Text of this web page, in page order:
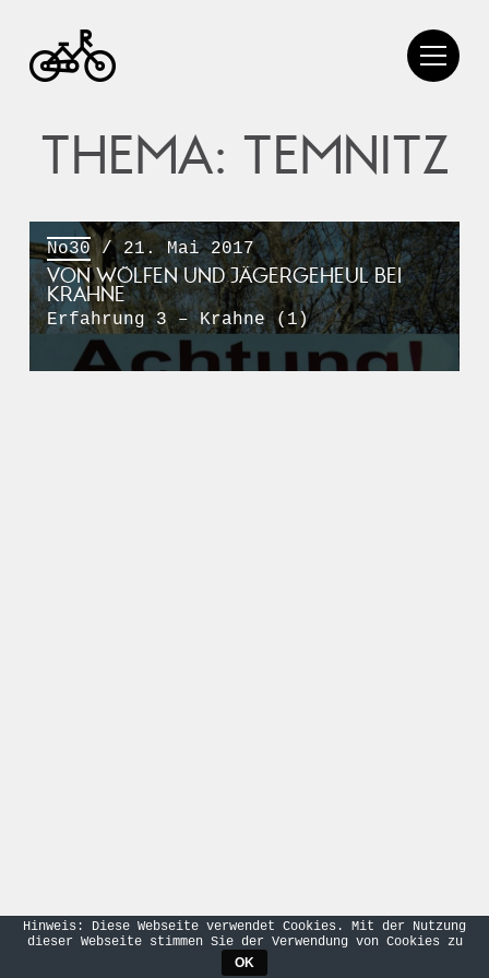
THEMA: TEMNITZ
No30 / 21. Mai 2017
VON WÖLFEN UND JÄGERGEHEUL BEI
KRAHNE
Erfahrung 3 – Krahne (1)
Hinweis: Diese Webseite verwendet Cookies. Mit der Nutzung
dieser Webseite stimmen Sie der Verwendung von Cookies zu
OK